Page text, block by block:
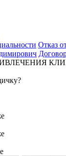
Отказ